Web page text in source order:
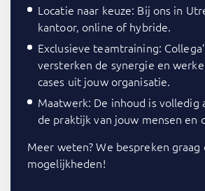
Locatie naar keuze: Bij ons in
kantoor, online of hybride.
Exclusieve teamtraining:
versterken de synergie en
cases uit jouw organisatie.
Maatwerk: De inhoud is volledig
de praktijk van jouw mensen en
Meer weten? We bespreken graag
mogelijkheden!